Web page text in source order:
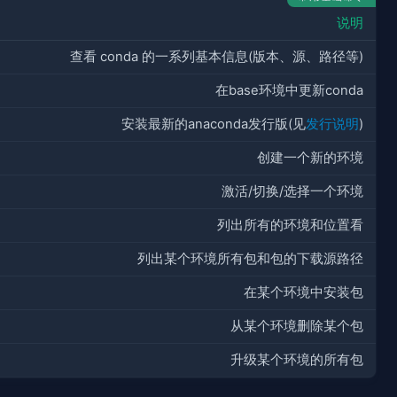
说明
查看 conda 的一系列基本信息(版本、源、路径等)
在base环境中更新conda
安装最新的anaconda发行版(见发行说明)
创建一个新的环境
激活/切换/选择一个环境
列出所有的环境和位置看
列出某个环境所有包和包的下载源路径
在某个环境中安装包
从某个环境删除某个包
升级某个环境的所有包